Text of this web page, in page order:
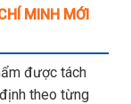
MINH MỚI
được tách
theo từng